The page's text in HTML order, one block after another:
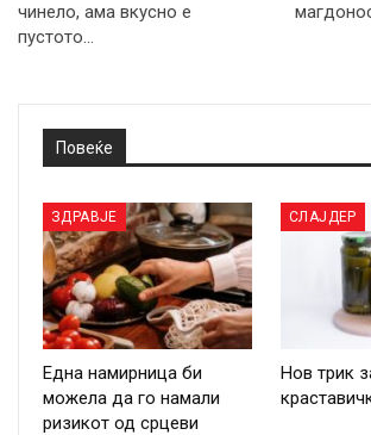
чинело, ама вкусно е
пустото…
Повеќе
ЗДРАВЈЕ
Една намирница би
можела да го намали
ризикот од срцеви
СЛАЈДЕР
Нов трик